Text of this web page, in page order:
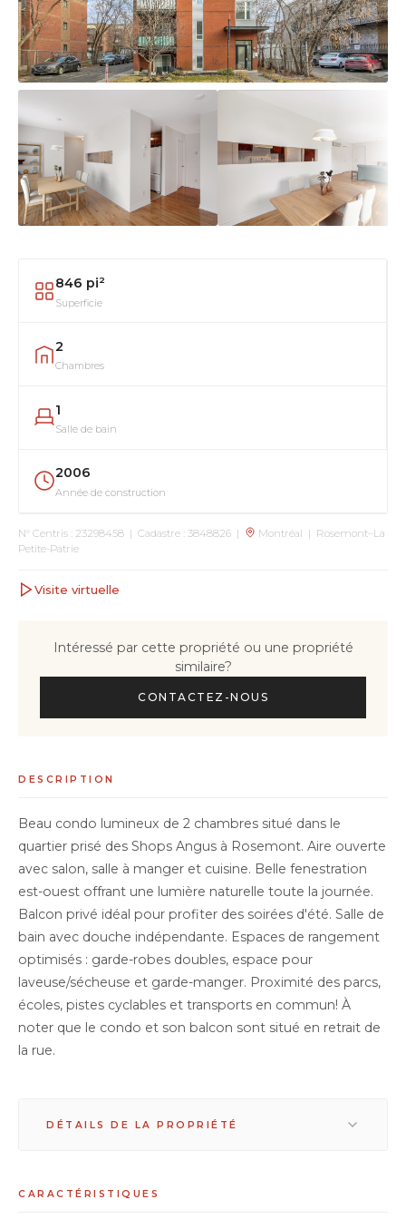
846 pi²
Superficie
2
Chambres
1
Salle de bain
2006
Année de construction
N° Centris : 23298458 | Cadastre : 3848826 |
Montréal | Rosemont–La
Petite-Patrie
Visite virtuelle
Intéressé par cette propriété ou une propriété
similaire?
CONTACTEZ-NOUS
DESCRIPTION
Beau condo lumineux de 2 chambres situé dans le
quartier prisé des Shops Angus à Rosemont. Aire ouverte
avec salon, salle à manger et cuisine. Belle fenestration
est-ouest offrant une lumière naturelle toute la journée.
Balcon privé idéal pour profiter des soirées d'été. Salle de
bain avec douche indépendante. Espaces de rangement
optimisés : garde-robes doubles, espace pour
laveuse/sécheuse et garde-manger. Proximité des parcs,
écoles, pistes cyclables et transports en commun! À
noter que le condo et son balcon sont situé en retrait de
la rue.
DÉTAILS DE LA PROPRIÉTÉ
Condo à vendre
CARACTÉRISTIQUES